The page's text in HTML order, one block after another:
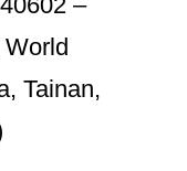
Tainan,